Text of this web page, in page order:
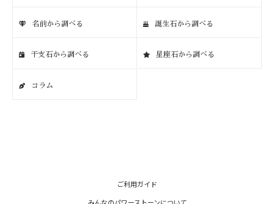
名前から調べる 誕生石から調べる
干支石から調べる 星座石から調べる
コラム
ご利用ガイド